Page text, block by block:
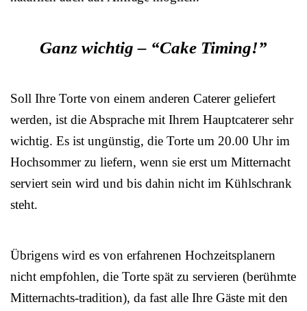
Ganz wichtig – “Cake Timing!”
Soll Ihre Torte von einem anderen Caterer geliefert
werden, ist die Absprache mit Ihrem Hauptcaterer sehr
wichtig. Es ist ungünstig, die Torte um 20.00 Uhr im
Hochsommer zu liefern, wenn sie erst um Mitternacht
serviert sein wird und bis dahin nicht im Kühlschrank
steht.
Übrigens wird es von erfahrenen Hochzeitsplanern
nicht empfohlen, die Torte spät zu servieren (berühmte
Mitternachts-tradition), da fast alle Ihre Gäste mit den